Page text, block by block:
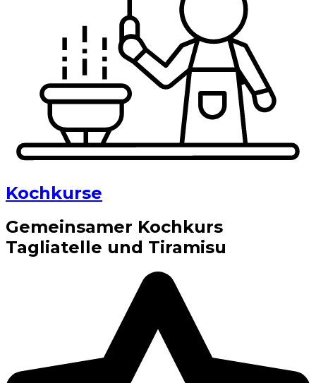
Kochkurse
Gemeinsamer Kochkurs
Tagliatelle und Tiramisu